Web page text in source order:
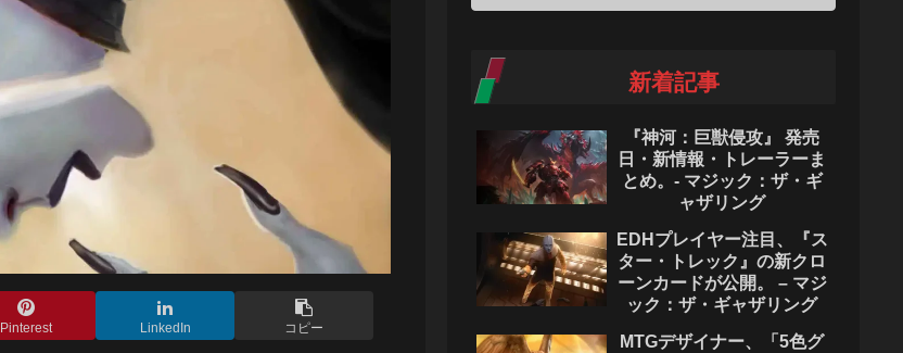
Pinterest LinkedIn コピー
新着記事
『神河：巨獣侵攻』 発売
日・新情報・トレーラーま
とめ。- マジック：ザ・ギ
ャザリング
EDHプレイヤー注目、『ス
ター・トレック』の新クロ
ーンカードが公開。 – マジ
ック：ザ・ギャザリング
MTGデザイナー、「5色グ